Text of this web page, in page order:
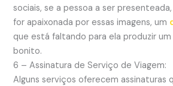
sociais, se a pessoa a ser
for apaixonada por essas imagens, um
que está faltando para ela produzir
bonito.
6 – Assinatura de Serviço de Viagem:
Alguns serviços oferecem assinaturas